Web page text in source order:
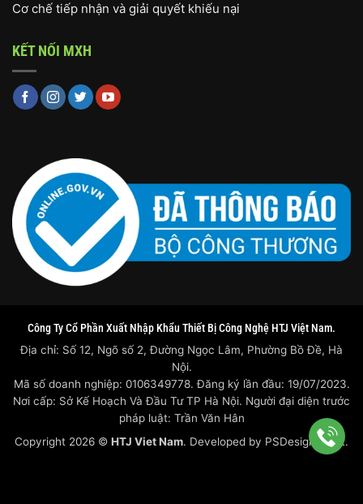
Cơ chế tiếp nhận và giải quyết khiếu nại
KẾT NỐI MXH
Công Ty Cổ Phần Xuất Nhập Khẩu Thiết Bị Công Nghệ HTJ Việt Nam.
Địa chỉ: Số 12, Ngõ số 2, Đường Ngọc Lâm, Phường Bồ Đề, Hà
Nội.
Mã số doanh nghiệp: 0106349778. Đăng ký lần đầu: 19/07/2023.
Nơi cấp: Sở Kế Hoạch Và Đầu Tư TP Hà Nội. Người đại diện trước
pháp luật: Trần Văn Hân
Copyright 2026 © HTJ Viet Nam. Developed by PSDesigner.net.